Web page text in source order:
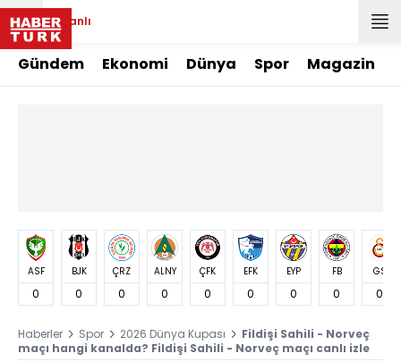
Canlı
Gündem Ekonomi Dünya Spor Magazin
ASF
0
BJK
0
ÇRZ
0
ALNY
0
ÇFK
0
EFK
0
EYP
0
FB
0
GS
0
Haberler Spor 2026 Dünya Kupası
Fildişi Sahili - Norveç
maçı hangi kanalda? Fildişi Sahili - Norveç maçı canlı izle